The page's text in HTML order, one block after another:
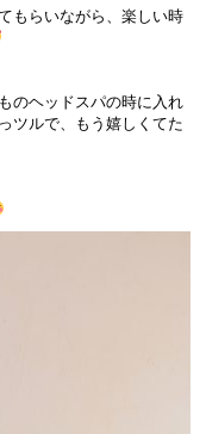
もらいながら、楽しい時
のヘッドスパの時に入れ
ツルで、もう嬉しくてた